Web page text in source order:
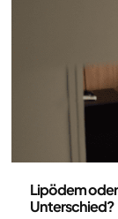
Lipödem
Unterschied?